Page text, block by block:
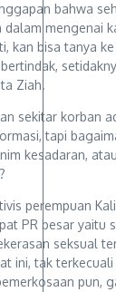
bahwa
mengenai
kan bisa tanya
Ziah.
sekitar korban
tapi
kesadaran,
perempuan
PR besar yaitu
seksual
ini, tak
pun,